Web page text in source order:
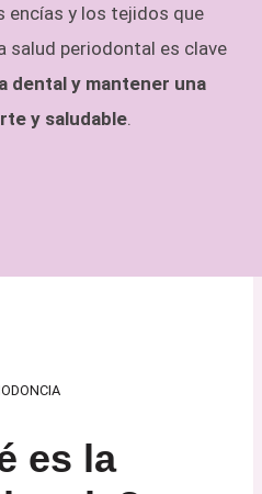
encías y los tejidos que
salud periodontal es clave
dental y mantener una
y saludable.
es la